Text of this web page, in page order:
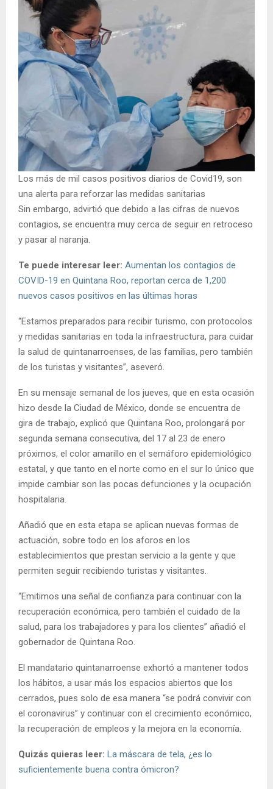
Los más de mil casos positivos diarios de Covid19, son
una alerta para reforzar las medidas sanitarias
Sin embargo, advirtió que debido a las cifras de nuevos
contagios, se encuentra muy cerca de seguir en retroceso
y pasar al naranja.
Te puede interesar leer: Aumentan los contagios de
COVID-19 en Quintana Roo, reportan cerca de 1,200
nuevos casos positivos en las últimas horas
“Estamos preparados para recibir turismo, con protocolos
y medidas sanitarias en toda la infraestructura, para cuidar
la salud de quintanarroenses, de las familias, pero también
de los turistas y visitantes”, aseveró.
En su mensaje semanal de los jueves, que en esta ocasión
hizo desde la Ciudad de México, donde se encuentra de
gira de trabajo, explicó que Quintana Roo, prolongará por
segunda semana consecutiva, del 17 al 23 de enero
próximos, el color amarillo en el semáforo epidemiológico
estatal, y que tanto en el norte como en el sur lo único que
impide cambiar son las pocas defunciones y la ocupación
hospitalaria.
Añadió que en esta etapa se aplican nuevas formas de
actuación, sobre todo en los aforos en los
establecimientos que prestan servicio a la gente y que
permiten seguir recibiendo turistas y visitantes.
“Emitimos una señal de confianza para continuar con la
recuperación económica, pero también el cuidado de la
salud, para los trabajadores y para los clientes” añadió el
gobernador de Quintana Roo.
El mandatario quintanarroense exhortó a mantener todos
los hábitos, a usar más los espacios abiertos que los
cerrados, pues solo de esa manera “se podrá convivir con
el coronavirus” y continuar con el crecimiento económico,
la recuperación de empleos y la mejora en la economía.
Quizás quieras leer: La máscara de tela, ¿es lo
suficientemente buena contra ómicron?